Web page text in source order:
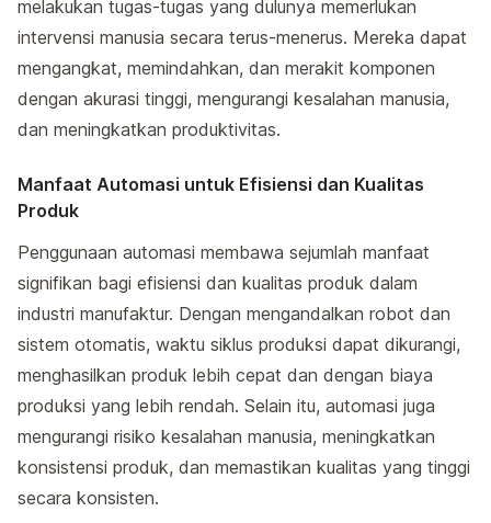
melakukan tugas-tugas yang dulunya memerlukan
intervensi manusia secara terus-menerus. Mereka dapat
mengangkat, memindahkan, dan merakit komponen
dengan akurasi tinggi, mengurangi kesalahan manusia,
dan meningkatkan produktivitas.
Manfaat Automasi untuk Efisiensi dan Kualitas
Produk
Penggunaan automasi membawa sejumlah manfaat
signifikan bagi efisiensi dan kualitas produk dalam
industri manufaktur. Dengan mengandalkan robot dan
sistem otomatis, waktu siklus produksi dapat dikurangi,
menghasilkan produk lebih cepat dan dengan biaya
produksi yang lebih rendah. Selain itu, automasi juga
mengurangi risiko kesalahan manusia, meningkatkan
konsistensi produk, dan memastikan kualitas yang tinggi
secara konsisten.